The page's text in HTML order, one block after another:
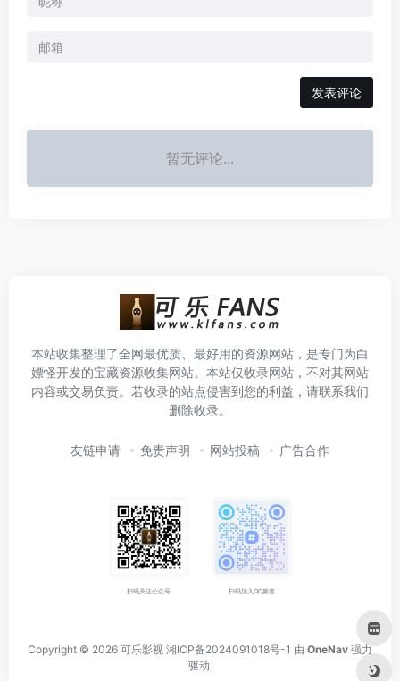
发表评论
暂无评论...
本站收集整理了全网最优质、最好用的资源网站，是专门为白
嫖怪开发的宝藏资源收集网站。本站仅收录网站，不对其网站
内容或交易负责。若收录的站点侵害到您的利益，请联系我们
删除收录。
友链申请 免责声明 网站投稿 广告合作
扫码关注公众号 扫码加入QQ频道
Copyright © 2026 可乐影视 湘ICP备2024091018号-1 由 OneNav 强力
驱动